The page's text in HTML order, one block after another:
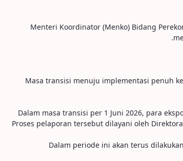
Menteri Koordinator (Menko) Bidang
Masa transisi menuju implementasi penuh
Dalam masa transisi per 1 Juni 2026, para
Proses pelaporan tersebut dilayani oleh
"Dalam periode ini akan terus